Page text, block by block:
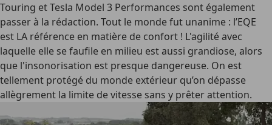
Touring et Tesla Model 3 Performances sont également
passer à la rédaction. Tout le monde fut unanime : l’EQE
est LA référence en matière de confort ! L'agilité avec
laquelle elle se faufile en milieu est aussi grandiose, alors
que l'insonorisation est presque dangereuse. On est
tellement protégé du monde extérieur qu’on dépasse
allègrement la limite de vitesse sans y prêter attention.